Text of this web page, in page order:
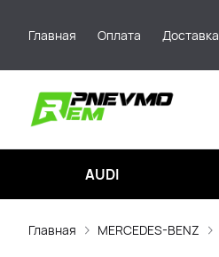
Главная Оплата Доставка
AUDI
Главная MERCEDES-BENZ